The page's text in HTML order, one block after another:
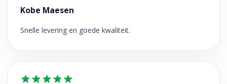
Kobe Maesen
Snelle levering en goede kwaliteit.